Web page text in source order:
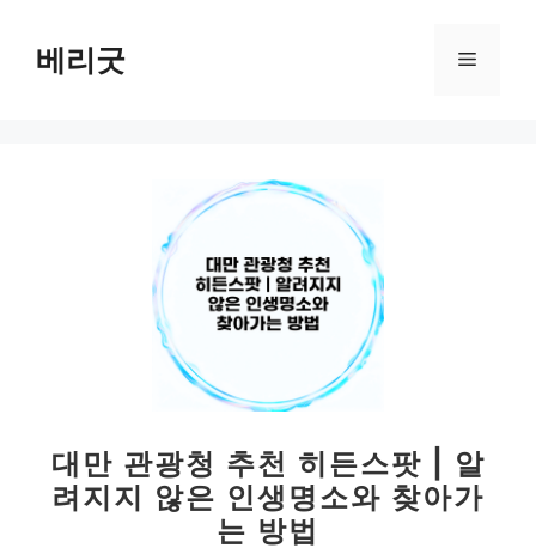
베리굿 메
대만 관광청 추천 히든스팟 | 알
려지지 않은 인생명소와 찾아가
는 방법